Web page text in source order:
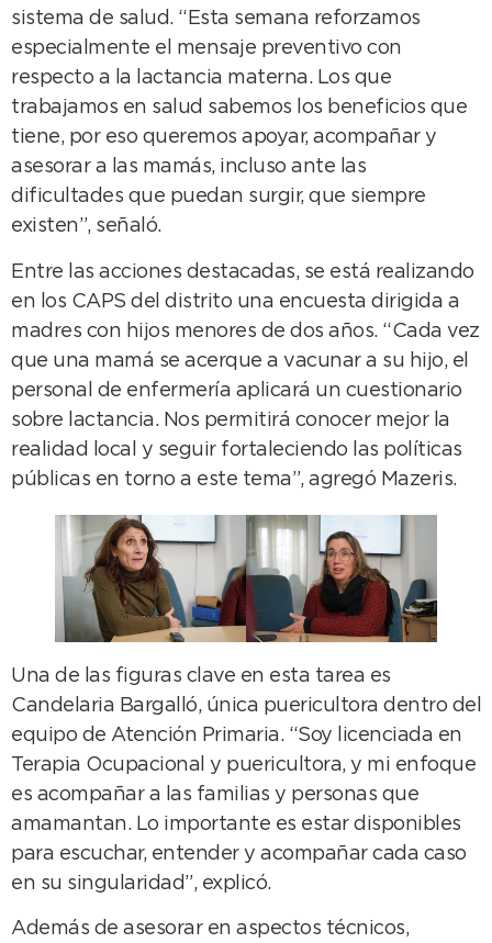
sistema de salud. “Esta semana reforzamos
especialmente el mensaje preventivo con
respecto a la lactancia materna. Los que
trabajamos en salud sabemos los beneficios que
tiene, por eso queremos apoyar, acompañar y
asesorar a las mamás, incluso ante las
dificultades que puedan surgir, que siempre
existen”, señaló.
Entre las acciones destacadas, se está realizando
en los CAPS del distrito una encuesta dirigida a
madres con hijos menores de dos años. “Cada vez
que una mamá se acerque a vacunar a su hijo, el
personal de enfermería aplicará un cuestionario
sobre lactancia. Nos permitirá conocer mejor la
realidad local y seguir fortaleciendo las políticas
públicas en torno a este tema”, agregó Mazeris.
Una de las figuras clave en esta tarea es
Candelaria Bargalló, única puericultora dentro del
equipo de Atención Primaria. “Soy licenciada en
Terapia Ocupacional y puericultora, y mi enfoque
es acompañar a las familias y personas que
amamantan. Lo importante es estar disponibles
para escuchar, entender y acompañar cada caso
en su singularidad”, explicó.
Además de asesorar en aspectos técnicos,